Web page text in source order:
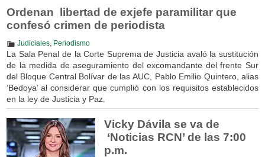
Ordenan libertad de exjefe paramilitar que
confesó crimen de periodista
Judiciales, Periodismo
La Sala Penal de la Corte Suprema de Justicia avaló la sustitución
de la medida de aseguramiento del excomandante del frente Sur
del Bloque Central Bolívar de las AUC, Pablo Emilio Quintero, alias
‘Bedoya’ al considerar que cumplió con los requisitos establecidos
en la ley de Justicia y Paz.
Vicky Dávila se va de
‘Noticias RCN’ de las 7:00
p.m.